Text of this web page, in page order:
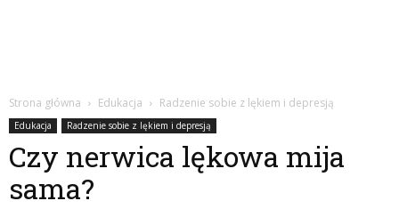
Strona główna Edukacja Radzenie sobie z lękiem i depresją
Edukacja Radzenie sobie z lękiem i depresją
Czy nerwica lękowa mija
sama?